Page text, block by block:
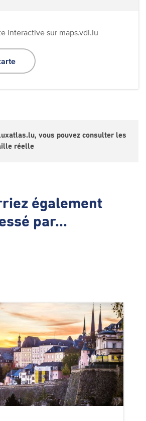
interactive sur maps.vdl.lu
vous pouvez consulter les
réelle
également
par...